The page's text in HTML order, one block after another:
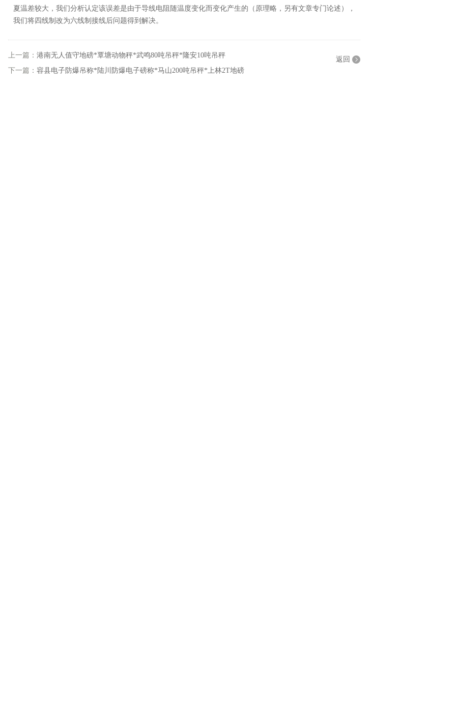
夏温差较大，我们分析认定该误差是由于导线电阻随温度变化而变化产生的（原理略，另有文章专门论述），
我们将四线制改为六线制接线后问题得到解决。
上一篇： 港南无人值守地磅*覃塘动物秤*武鸣80吨吊秤*隆安10吨吊秤
下一篇： 容县电子防爆吊称*陆川防爆电子磅称*马山200吨吊秤*上林2T地磅
返回